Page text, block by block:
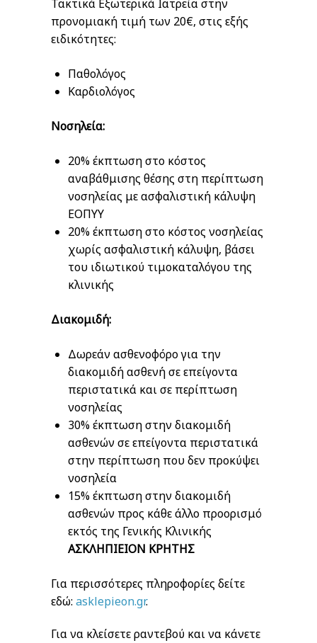
Τακτικά Εξωτερικά Ιατρεία στην
προνομιακή τιμή των 20€, στις εξής
ειδικότητες:
Παθολόγος
Καρδιολόγος
Νοσηλεία:
20% έκπτωση στο κόστος
αναβάθμισης θέσης στη περίπτωση
νοσηλείας με ασφαλιστική κάλυψη
ΕΟΠΥΥ
20% έκπτωση στο κόστος νοσηλείας
χωρίς ασφαλιστική κάλυψη, βάσει
του ιδιωτικού τιμοκαταλόγου της
κλινικής
Διακομιδή:
Δωρεάν ασθενοφόρο για την
διακομιδή ασθενή σε επείγοντα
περιστατικά και σε περίπτωση
νοσηλείας
30% έκπτωση στην διακομιδή
ασθενών σε επείγοντα περιστατικά
στην περίπτωση που δεν προκύψει
νοσηλεία
15% έκπτωση στην διακομιδή
ασθενών προς κάθε άλλο προορισμό
εκτός της Γενικής Κλινικής
ΑΣΚΛΗΠΙΕΙΟΝ ΚΡΗΤΗΣ
Για περισσότερες πληροφορίες δείτε
εδώ: asklepieon.gr.
Για να κλείσετε ραντεβού και να κάνετε